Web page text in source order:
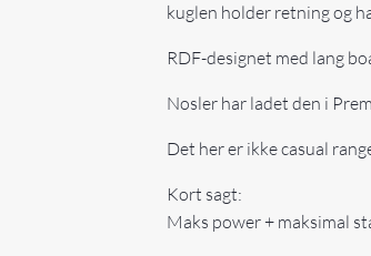
kuglen holder retning og
RDF-designet med lang
Nosler har ladet den i
Det her er ikke casual
Kort sagt:
Maks power + maksimal